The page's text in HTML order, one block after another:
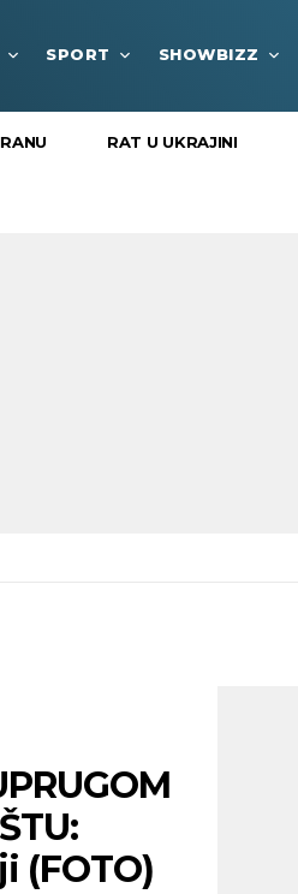
SPORT SHOWBIZZ
RAT U UKRAJINI
(FOTO)